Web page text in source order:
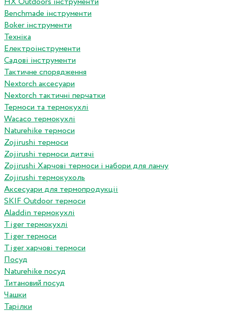
Benchmade інструменти
Boker інструменти
Техніка
Електроінструменти
Садові інструменти
Тактичне спорядження
Nextorch аксесуари
Nextorch тактичні перчатки
Термоси та термокухлі
Wacaco термокухлі
Naturehike термоси
Zojirushi термоси
Zojirushi термоси дитячі
Zojirushi Харчові термоси і набори для ланчу
Zojirushi термокухоль
Аксесуари для термопродукціі
SKIF Outdoor термоси
Aladdin термокухлі
Tiger термокухлі
Tiger термоси
Tiger харчові термоси
Посуд
Naturehike посуд
Титановий посуд
Чашки
Тарілки